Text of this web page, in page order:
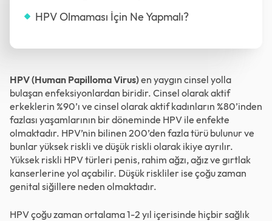
HPV Olmaması İçin Ne Yapmalı?
HPV (Human Papilloma Virus)en yaygın cinsel yolla
bulaşan enfeksiyonlardan biridir. Cinsel olarak aktif
erkeklerin %90’ı ve cinsel olarak aktif kadınların %80’inden
fazlası yaşamlarının bir döneminde HPV ile enfekte
olmaktadır. HPV’nin bilinen 200’den fazla türü bulunur ve
bunlar yüksek riskli ve düşük riskli olarak ikiye ayrılır.
Yüksek riskli HPV türleri penis, rahim ağzı, ağız ve gırtlak
kanserlerine yol açabilir. Düşük riskliler ise çoğu zaman
genital siğillere neden olmaktadır.
HPV çoğu zaman ortalama 1-2 yıl içerisinde hiçbir sağlık